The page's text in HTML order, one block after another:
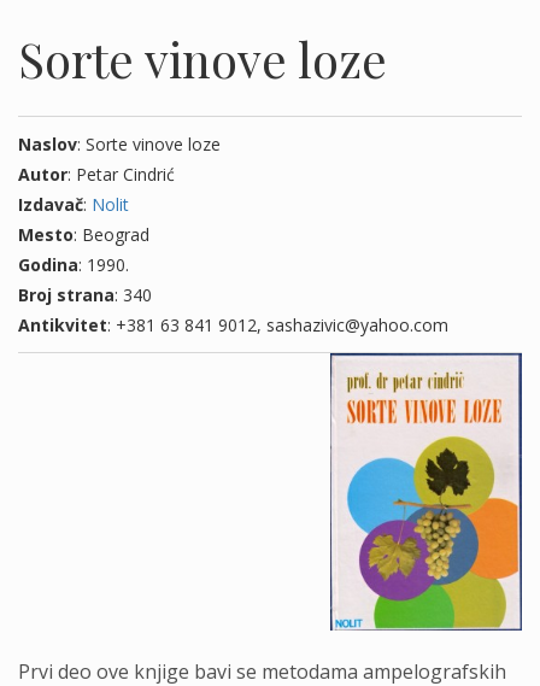
Sorte vinove loze
Naslov: Sorte vinove loze
Autor: Petar Cindrić
Izdavač: Nolit
Mesto: Beograd
Godina: 1990.
Broj strana: 340
Antikvitet: +381 63 841 9012, sashazivic@yahoo.com
Prvi deo ove knjige bavi se metodama ampelografskih